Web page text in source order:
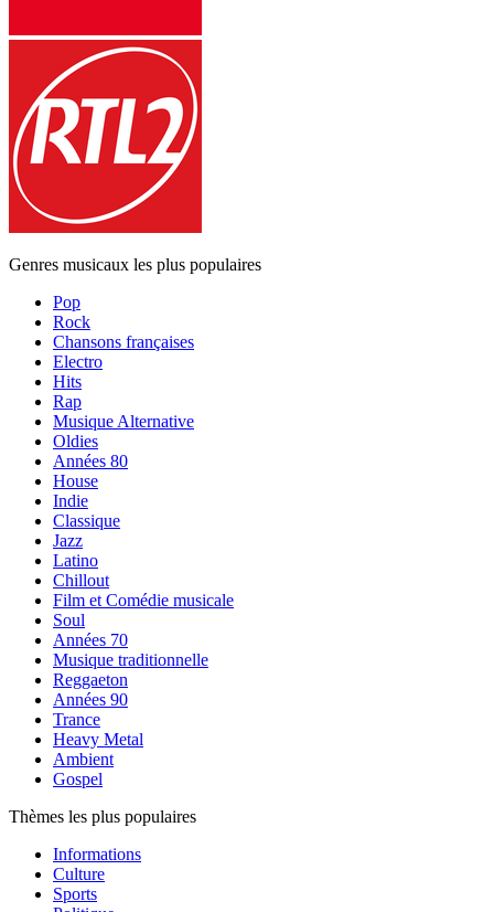
Genres musicaux les plus populaires
Pop
Rock
Chansons françaises
Electro
Hits
Rap
Musique Alternative
Oldies
Années 80
House
Indie
Classique
Jazz
Latino
Chillout
Film et Comédie musicale
Soul
Années 70
Musique traditionnelle
Reggaeton
Années 90
Trance
Heavy Metal
Ambient
Gospel
Thèmes les plus populaires
Informations
Culture
Sports